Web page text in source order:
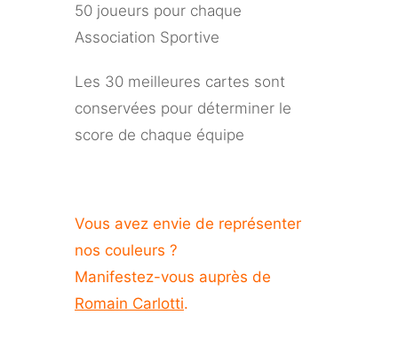
50 joueurs pour chaque
Association Sportive
Les 30 meilleures cartes sont
conservées pour déterminer le
score de chaque équipe
Vous avez envie de représenter
nos couleurs ?
Manifestez-vous auprès de
Romain Carlotti.